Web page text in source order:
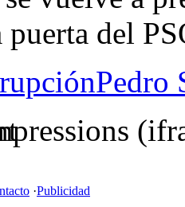
puerta del
Pedro
·Publicidad